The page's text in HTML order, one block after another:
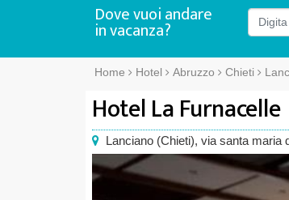
Dove vuoi andare
in vacanza?
Home Hotel Abruzzo Chieti
Hotel La Furnacelle
Lanciano (Chieti), via santa maria